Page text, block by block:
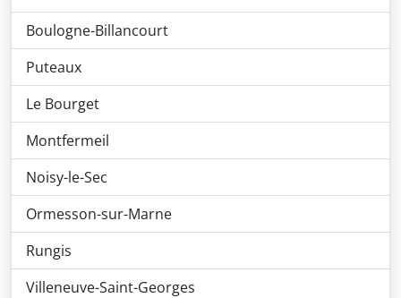
Boulogne-Billancourt
Puteaux
Le Bourget
Montfermeil
Noisy-le-Sec
Ormesson-sur-Marne
Rungis
Villeneuve-Saint-Georges